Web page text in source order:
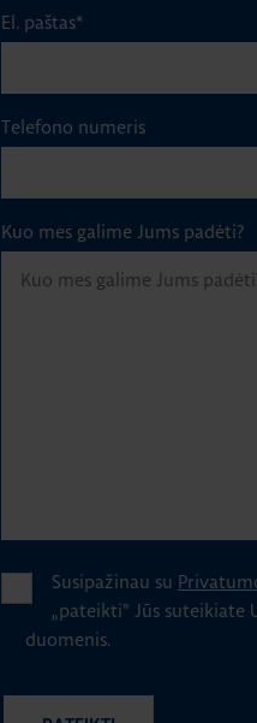
El. paštas*
Telefono numeris
Kuo mes galime Jums padėti?
Susipažinau su
„pateikti" Jūs suteikiate
duomenis.